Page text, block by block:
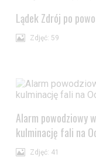
Lądek Zdrój po
Zdjęć: 59
Alarm powodziowy
kulminację fali na
Zdjęć: 41